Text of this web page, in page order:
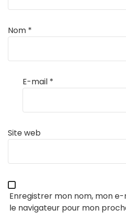
Nom *
E-mail *
Site web
Enregistrer mon nom, mon
le navigateur pour mon